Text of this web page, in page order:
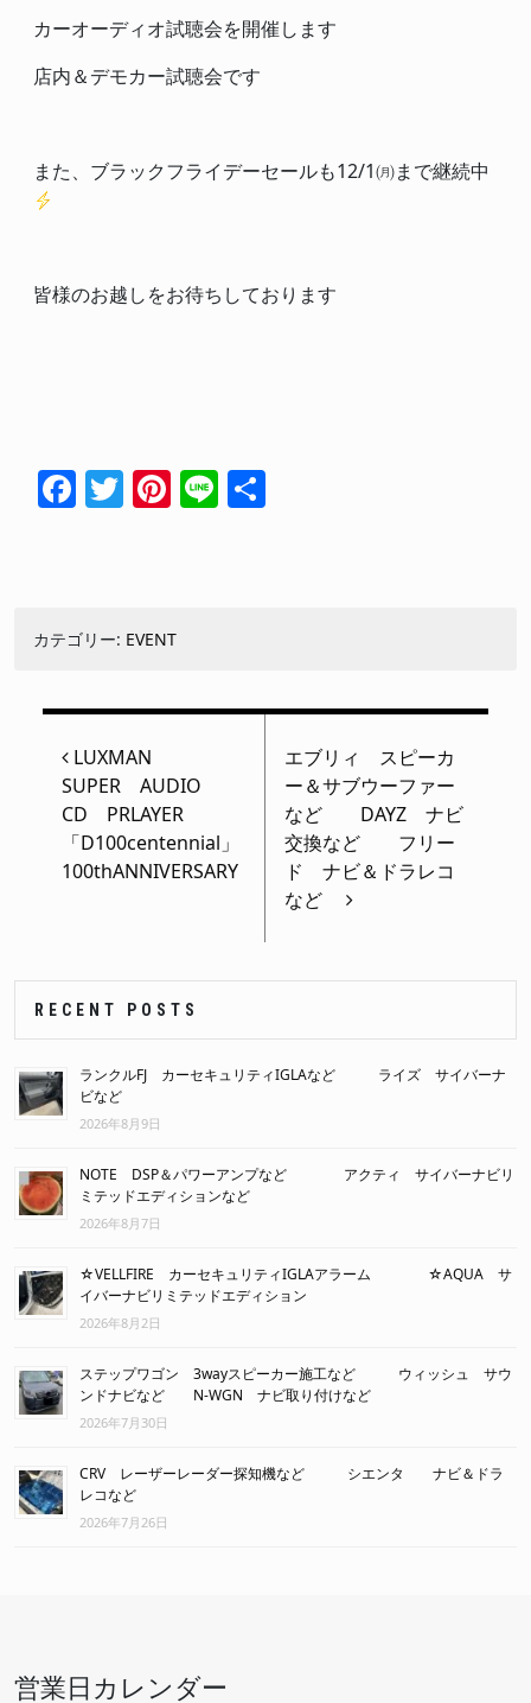
カーオーディオ試聴会を開催します
店内＆デモカー試聴会です
また、ブラックフライデーセールも12/1㈪まで継続中
皆様のお越しをお待ちしております
Facebook
Twitter
Pinterest
Line
カテゴリー: EVENT
投稿ナビゲーション
LUXMAN
SUPER AUDIO
CD PRLAYER
「D100centennial」
100thANNIVERSARY
エブリィ スピーカ
ー＆サブウーファー
など DAYZ ナビ
交換など フリー
ド ナビ＆ドラレコ
など
RECENT POSTS
ランクルFJ カーセキュリティIGLAなど ライズ サイバーナ
ビなど
2026年8月9日
NOTE DSP＆パワーアンプなど アクティ サイバーナビリ
ミテッドエディションなど
2026年8月7日
☆VELLFIRE カーセキュリティIGLAアラーム ☆AQUA サ
イバーナビリミテッドエディション
2026年8月2日
ステップワゴン 3wayスピーカー施工など ウィッシュ サウ
ンドナビなど N-WGN ナビ取り付けなど
2026年7月30日
CRV レーザーレーダー探知機など シエンタ ナビ＆ドラ
レコなど
2026年7月26日
営業日カレンダー